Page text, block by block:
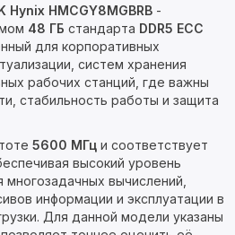
HMCGY8MGBRB -
48 ГБ стандарта DDR5 ECC
для корпоративных
систем хранения
рабочих станций, где важны
стабильность работы и защита
5600 МГц и соответствует
высокий уровень
вычислений,
информации и эксплуатации в
Для данной модели указаны